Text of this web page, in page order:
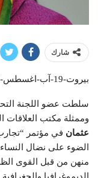
شارك
بيروت-19-آب-اغسطس-2023
سلطت عضو اللجنة
وممثلة مكتب العلاقات
عثمان في مؤتمر
الضوء على نضال
منهن من قبل القوى
الديموغرافيا